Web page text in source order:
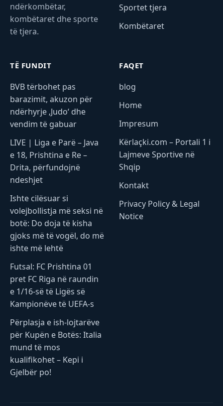
ndërkombëtar,
kombëtaret dhe sporte
të tjera.
Sportet tjera
Kombëtaret
TË FUNDIT
BVB tërbohet pas
barazimit, akuzon për
ndërhyrje ‚Judo‘ dhe
vendim të gabuar
LIVE | Liga e Parë – Java
e 18, Prishtina e Re –
Drita, përfundojnë
ndeshjet
Ishte cilësuar si
volejbollistja më seksi në
botë: Do doja të kisha
gjoks më të vogël, do më
ishte më lehtë
Futsal: FC Prishtina 01
pret FC Riga në raundin
e 1/16-së të Ligës së
Kampionëve të UEFA-s
Përplasja e ish-lojtarëve
për Kupën e Botës: Italia
mund të mos
kualifikohet – Kepi i
Gjelbër po!
FAQET
blog
Home
Impresum
Kërlaçki.com – Portali 1 i
Lajmeve Sportive në
Shqip
Kontakt
Privacy Policy & Legal
Notice